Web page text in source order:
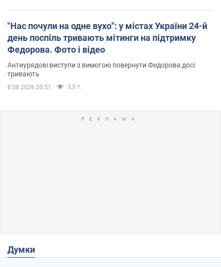
"Нас почули на одне вухо": у містах України 24-й
день поспіль тривають мітинги на підтримку
Федорова. Фото і відео
Антиурядові виступи з вимогою повернути Федорова досі
тривають
8.08.2026 20:51 3,3 т.
Думки